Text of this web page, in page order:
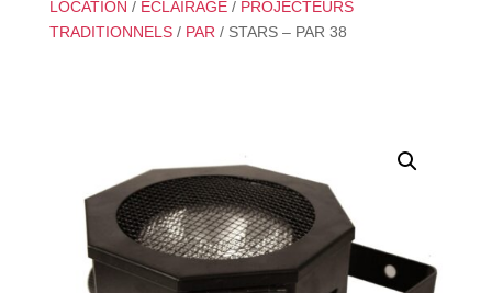
LOCATION / ÉCLAIRAGE/ PROJECTEURS
TRADITIONNELS/ PAR / STARS – PAR 38